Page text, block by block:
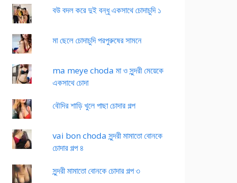
বউ বদল করে দুই বন্ধু একসাথে চোদাচুদি ১
মা ছেলে চোদাচুদি পরপুরুষের সামনে
ma meye choda মা ও সুন্দরী মেয়েকে
একসাথে চোদা
বৌদির শাড়ি খুলে পাছা চোদার গল্প
vai bon choda সুন্দরী মামাতো বোনকে
চোদার গল্প ৪
সুন্দরী মামাতো বোনকে চোদার গল্প ৩